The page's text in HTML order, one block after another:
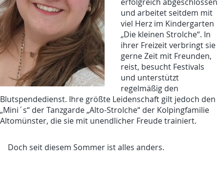
und arbeitet seitdem mit
viel Herz im Kindergarten
„Die kleinen Strolche“. In
ihrer Freizeit verbringt sie
gerne Zeit mit Freunden,
reist, besucht Festivals
und unterstützt
regelmäßig den
Blutspendedienst. Ihre größte Leidenschaft gilt jedoch den
„Mini´s“ der Tanzgarde „Alto-Strolche“ der Kolpingfamilie
Altomünster, die sie mit unendlicher Freude trainiert.
Doch seit diesem Sommer ist alles anders.